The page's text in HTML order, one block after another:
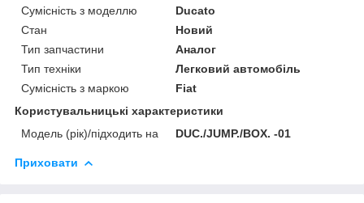
Сумісність з моделлю
Ducato
Стан
Новий
Тип запчастини
Аналог
Тип техніки
Легковий автомобіль
Сумісність з маркою
Fiat
Користувальницькі характеристики
Модель (рік)/підходить на
DUC./JUMP./BOX. -01
Приховати